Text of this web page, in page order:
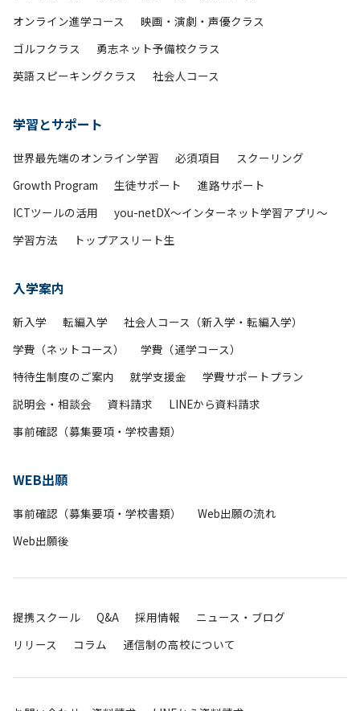
オンライン進学コース
映画・演劇・声優クラス
ゴルフクラス
勇志ネット予備校クラス
英語スピーキングクラス
社会人コース
学習とサポート
世界最先端のオンライン学習 必須項目
スクーリング
Growth Program
生徒サポート
進路サポート
ICTツールの活用
you-netDX～インターネット学習アプリ～
学習方法
トップアスリート生
入学案内
新入学 転編入学
社会人コース（新入学・転編入学）
学費（ネットコース）
学費（通学コース）
特待生制度のご案内
就学支援金
学費サポートプラン
説明会・相談会
資料請求
LINEから資料請求
事前確認（募集要項・学校書類）
WEB出願
事前確認（募集要項・学校書類）
Web出願の流れ
Web出願後
提携スクール Q&A 採用情報
ニュース・ブログ
リリース
コラム 通信制の高校について